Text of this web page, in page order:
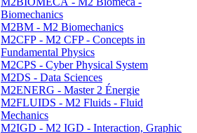
Biomechanics
M2BM - M2 Biomechanics
M2CFP - M2 CFP - Concepts in
Fundamental Physics
M2CPS - Cyber Physical System
M2DS - Data Sciences
M2ENERG - Master 2 Énergie
M2FLUIDS - M2 Fluids - Fluid
Mechanics
M2IGD - M2 IGD - Interaction, Graphic